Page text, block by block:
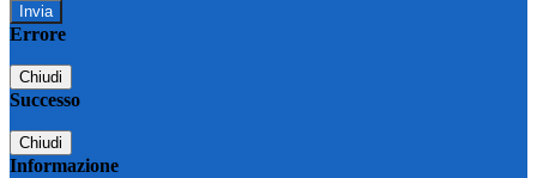
Errore
Chiudi
Successo
Chiudi
Informazione